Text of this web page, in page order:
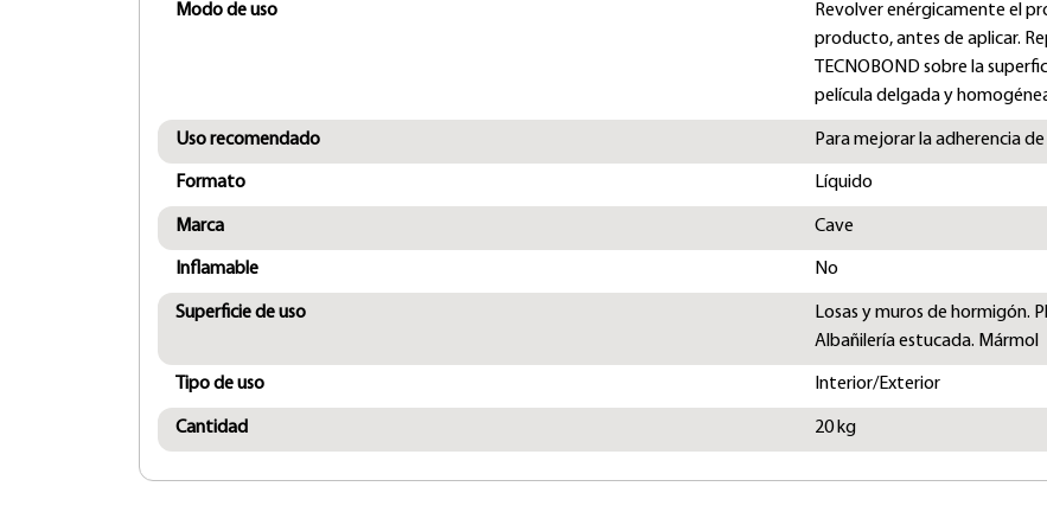
Modo de uso
Revolver enérgicamente el
producto, antes de aplicar.
TECNOBOND sobre la
película delgada y
Uso recomendado Para mejorar la adherencia
Formato Líquido
Marca Cave
Inflamable No
Superficie de uso
Losas y muros de hormigón.
Albañilería estucada. Mármol
Tipo de uso Interior/Exterior
Cantidad 20 kg